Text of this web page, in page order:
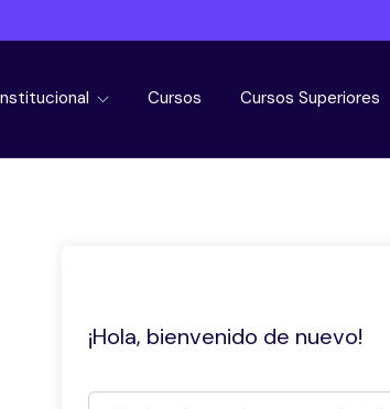
Cursos Cursos Superiores
¡Hola, bienvenido de nuevo!